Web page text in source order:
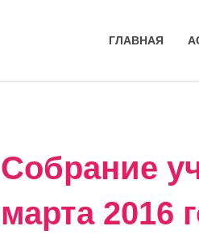
ГЛАВНАЯ
Собрание
марта 2016